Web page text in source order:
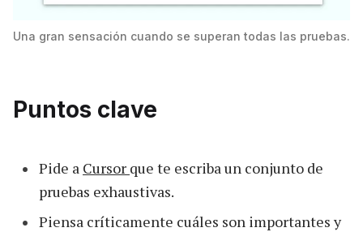
Una gran sensación cuando se superan todas las pruebas.
Puntos clave
Pide a Cursor que te escriba un conjunto de
pruebas exhaustivas.
Piensa críticamente cuáles son importantes y